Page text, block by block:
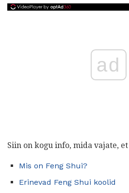
ad
Siin on kogu info, mida vajate,
Mis on Feng Shui?
Erinevad Feng Shui koolid